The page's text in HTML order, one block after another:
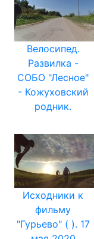
Велосипед.
Развилка -
СОБО "Лесное"
- Кожуховский
родник.
Исходники к
фильму
"Гурьево" ( ). 17